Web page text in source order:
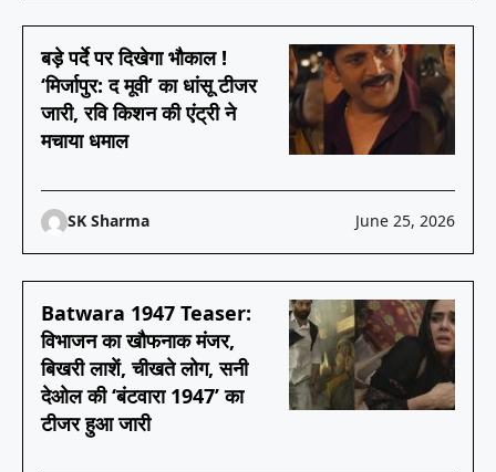
बड़े पर्दे पर दिखेगा भौकाल !
‘मिर्जापुर: द मूवी’ का धांसू टीजर
जारी, रवि किशन की एंट्री ने
मचाया धमाल
SK Sharma June 25, 2026
Batwara 1947 Teaser:
विभाजन का खौफनाक मंजर,
बिखरी लाशें, चीखते लोग, सनी
देओल की ‘बंटवारा 1947’ का
टीजर हुआ जारी